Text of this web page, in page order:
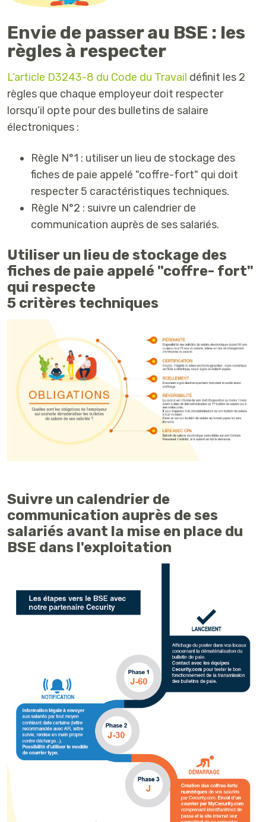
Envie de passer au BSE : les
règles à respecter
L’article D3243-8 du Code du Travail définit les 2
règles que chaque employeur doit respecter
lorsqu’il opte pour des bulletins de salaire
électroniques :
Règle N°1 : utiliser un lieu de stockage des
fiches de paie appelé "coffre-fort" qui doit
respecter 5 caractéristiques techniques.
Règle N°2 : suivre un calendrier de
communication auprès de ses salariés.
Utiliser un lieu de stockage des
fiches de paie appelé "coffre- fort"
qui respecte
5 critères techniques
Suivre un calendrier de
communication auprès de ses
salariés avant la mise en place du
BSE dans l'exploitation